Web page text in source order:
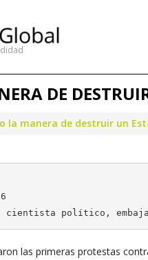
DE
la manera de destruir un
cientista político,
las primeras protestas